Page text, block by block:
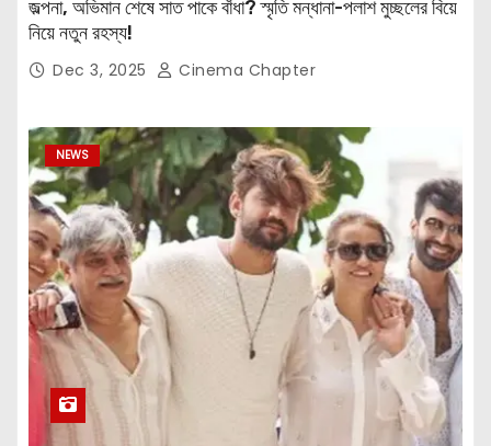
জল্পনা, অভিমান শেষে সাত পাকে বাঁধা? স্মৃতি মন্ধানা-পলাশ মুচ্ছলের বিয়ে
নিয়ে নতুন রহস্য!
Dec 3, 2025 Cinema Chapter
NEWS